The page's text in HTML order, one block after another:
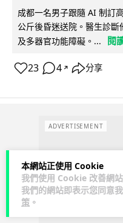
本網站正使用 Cookie
我們使用 Cookie 改善網
我們的網站即表示您同意
策 。
成都一名男子跟隨 AI 制訂
公斤後昏迷送院。醫生診
及多器官功能障礙。...
閱
23 4 ↗ 分享
ADVERTISEMENT